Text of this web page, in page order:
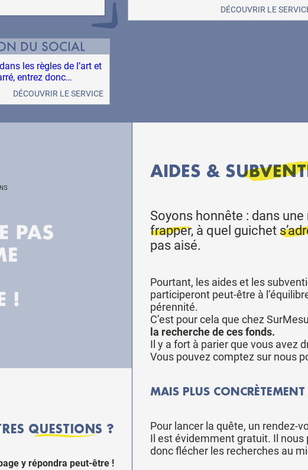
DÉCOUVRIR LE
DU SOCIAL
les règles de l’art et
entrez donc…
DÉCOUVRIR LE SERVICE
QUESTIONS ?
y répondra peut-être !
AIDES &
Soyons honnête : dans
frapper, à quel guichet
pas aisé.
Pourtant, les aides et les
participeront peut-être à
pérennité.
C’est pour cela que chez
la recherche de ces fonds.
Il y a fort à parier que vous avez
Vous pouvez comptez sur nous
MAIS PLUS
Pour lancer la quête, un rendez-
Il est évidemment gratuit. Il
donc flécher les recherches au